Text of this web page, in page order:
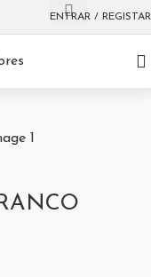
ENTRAR / REGISTAR